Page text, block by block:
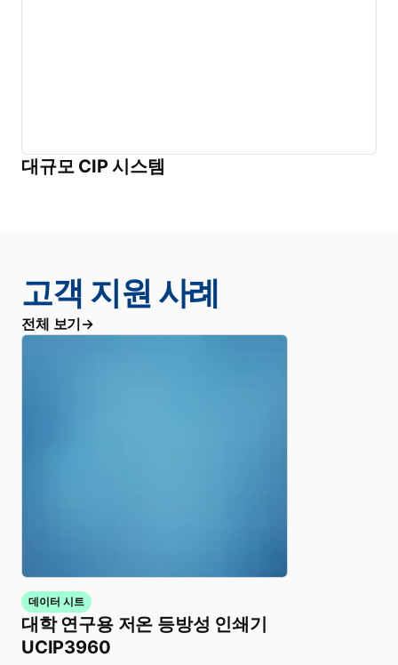
대규모 CIP 시스템
고객 지원 사례
전체 보기
데이터 시트
대학 연구용 저온 등방성 인쇄기
UCIP3960